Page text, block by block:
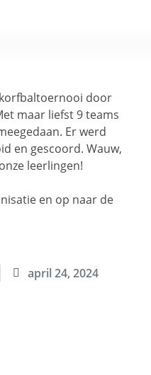
door
maar liefst 9 teams
Er werd
en gescoord. Wauw,
leerlingen!
en op naar de
april 24, 2024